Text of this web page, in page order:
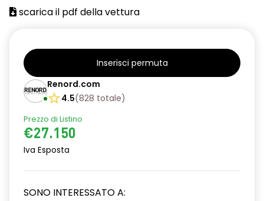
Aggiornamento del sistema, incluso per 5 anni
airbag laterali a tendina anteriori e posteriori
alzacristalli posteriori elettrici impulsionali
assistenza alla frenata d'emergenza
attacco isofix
azacristalli anteriori elettrici e impulsionali
scarica il pdf della vettura
Inserisci permuta
Renord.com
4.5(828 totale)
Prezzo di Listino
€27.150
Iva Esposta
SONO INTERESSATO A: